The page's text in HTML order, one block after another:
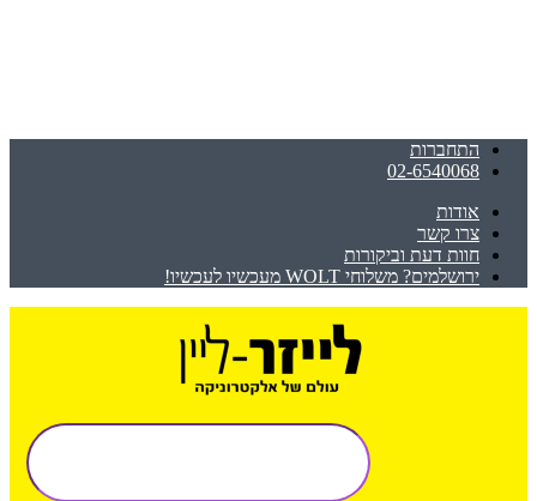
התחברות
02-6540068
אודות
צרו קשר
חוות דעת וביקורות
ירושלמים? משלוחי WOLT מעכשיו לעכשיו!